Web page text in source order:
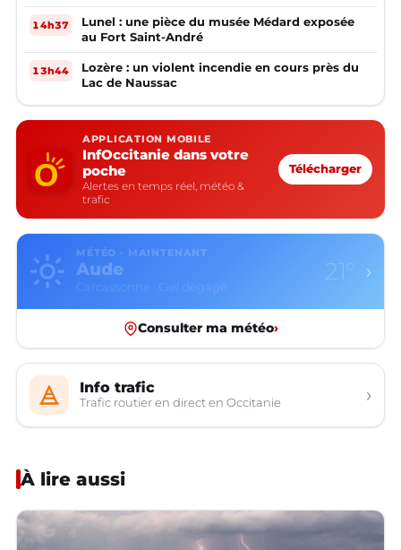
14h37
Lunel : une pièce du musée Médard exposée
au Fort Saint-André
13h44
Lozère : un violent incendie en cours près du
Lac de Naussac
APPLICATION MOBILE
InfOccitanie dans votre
poche
Alertes en temps réel, météo &
trafic
Télécharger
MÉTÉO · MAINTENANT
Aveyron
Rodez · Ciel dégagé
12° ›
Consulter ma météo›
Info trafic
Trafic routier en direct en Occitanie ›
À lire aussi